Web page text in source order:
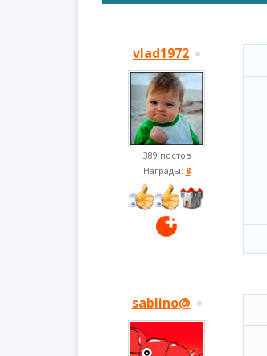
vlad1972
389 постов
Награды: 8
sablino@